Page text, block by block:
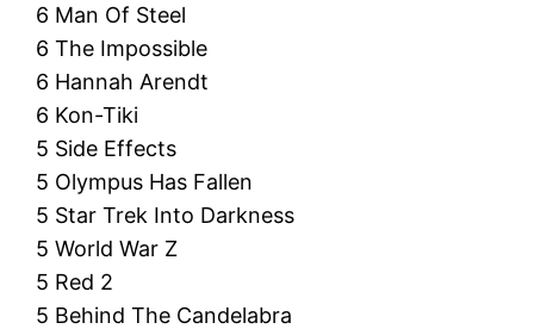
6 Man Of Steel
6 The Impossible
6 Hannah Arendt
6 Kon-Tiki
5 Side Effects
5 Olympus Has Fallen
5 Star Trek Into Darkness
5 World War Z
5 Red 2
5 Behind The Candelabra